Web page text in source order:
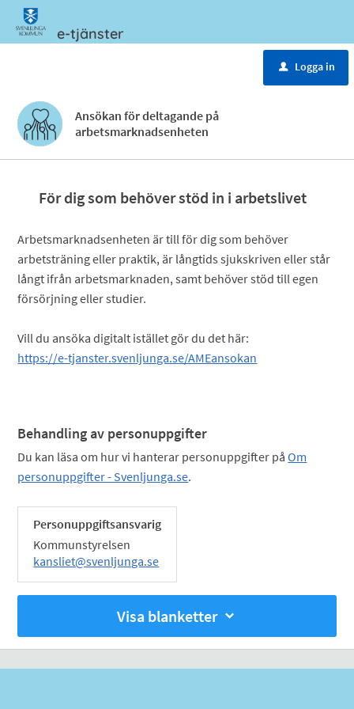
e-tjänster
u Logga in
Ansökan för deltagande på
arbetsmarknadsenheten
För dig som behöver stöd in i arbetslivet
Arbetsmarknadsenheten är till för dig som behöver
arbetsträning eller praktik, är långtids sjukskriven eller står
långt ifrån arbetsmarknaden, samt behöver stöd till egen
försörjning eller studier.
Vill du ansöka digitalt istället gör du det här:
https://e-tjanster.svenljunga.se/AMEansokan
Behandling av personuppgifter
Du kan läsa om hur vi hanterar personuppgifter påOm
personuppgifter - Svenljunga.se.
Personuppgiftsansvarig
Kommunstyrelsen
kansliet@svenljunga.se
Visa blanketter